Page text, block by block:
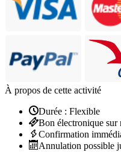
À propos de cette activité
Durée : Flexible
Bon électronique sur
Confirmation
Annulation possible